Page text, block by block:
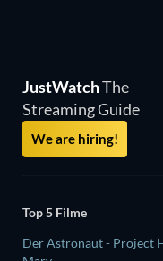
JustWatchThe
Streaming Guide
We are hiring!
Top 5 Filme
Der Astronaut - Project